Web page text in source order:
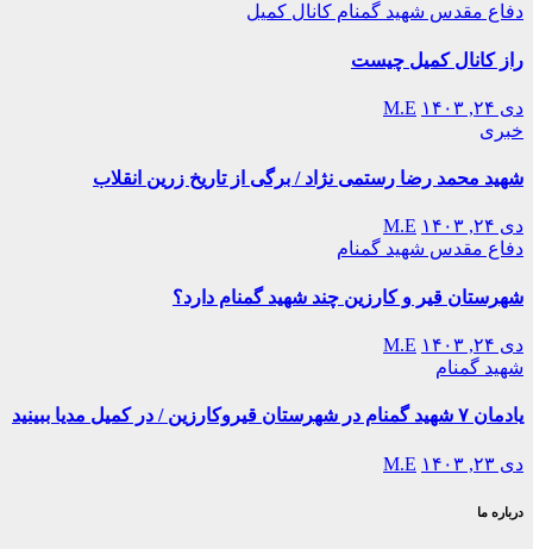
دفاع مقدس شهید گمنام کانال کمیل
راز کانال کمیل چیست
دی ۲۴, ۱۴۰۳
M.E
خبری
شهید محمد رضا رستمی نژاد / برگی از تاریخ زرین انقلاب
دی ۲۴, ۱۴۰۳
M.E
دفاع مقدس شهید گمنام
شهرستان قیر و کارزین چند شهید گمنام دارد؟
دی ۲۴, ۱۴۰۳
M.E
شهید گمنام
یادمان ۷ شهید گمنام در شهرستان قیروکارزین / در کمیل مدیا ببینید
دی ۲۳, ۱۴۰۳ M.E
درباره ما